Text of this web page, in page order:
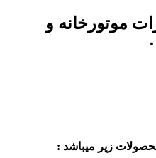
موتورخانه و
زیر میباشد :